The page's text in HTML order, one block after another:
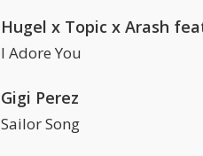
I Adore You
Gigi Perez
Sailor Song